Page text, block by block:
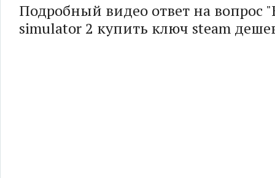
Подробный видео ответ на вопрос
simulator 2 купить ключ steam